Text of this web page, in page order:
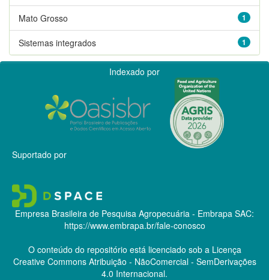
1
Mato Grosso
1
Sistemas integrados
Indexado por
Suportado por
Empresa Brasileira de Pesquisa Agropecuária - Embrapa SAC:
https://www.embrapa.br/fale-conosco
O conteúdo do repositório está licenciado sob a Licença
Creative CommonsAtribuição - NãoComercial - SemDerivações
4.0 Internacional.